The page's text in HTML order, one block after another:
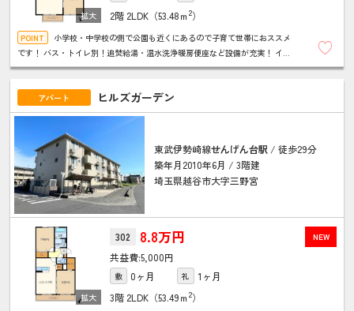
2階 2LDK（53.48ｍ 2）
小学校・中学校の側で公園も近くにあるので子育て世帯におススメ
です！ バス・トイレ別！追焚給湯・温水洗浄暖房便座など設備が充実！ イン
ターネット無料です♪エアコン付き！宅配ボックスも設置
アパート ヒルズガーデン
東武伊勢崎線せんげん台駅 / 徒歩29分
築年月2010年6月 / 3階建
埼玉県越谷市大字三野宮
NEW
302 8.8万円
5,000円
敷 0ヶ月 礼
1ヶ月
3階 2LDK（53.49ｍ 2）